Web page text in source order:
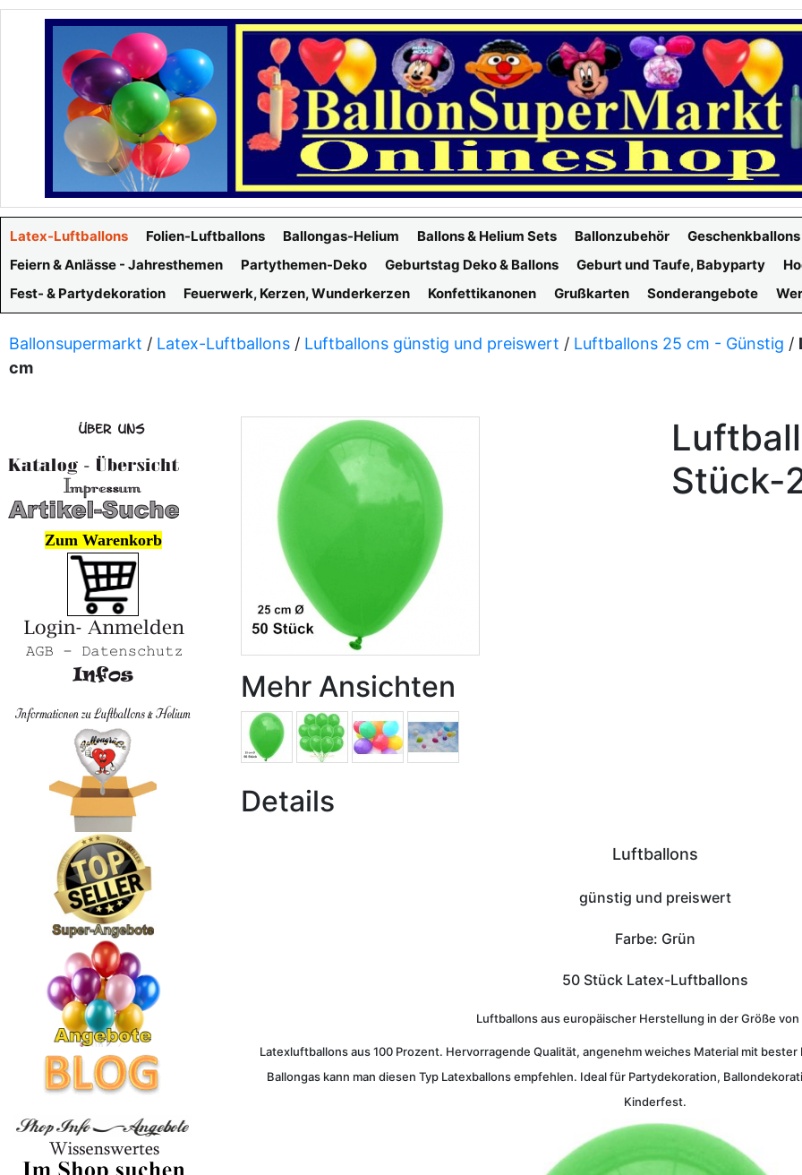
Latex-Luftballons Folien-Luftballons Ballongas-Helium Ballons & Helium Sets Ballonzubehör Geschenkballons
Feiern & Anlässe - Jahresthemen
Partythemen-Deko Geburtstag Deko & Ballons Geburt und Taufe, Babyparty
Fest- & Partydekoration
Feuerwerk, Kerzen, Wunderkerzen Konfettikanonen Grußkarten Sonderangebote
Ballonsupermarkt / Latex-Luftballons / Luftballons günstig und preiswert / Luftballons 25 cm - Günstig /
cm
Stück-
Mehr Ansichten
Details
Luftballons
günstig und preiswert
Farbe: Grün
50 Stück Latex-Luftballons
Luftballons aus europäischer Herstellung in der Größe von
Latexluftballons aus 100 Prozent. Hervorragende Qualität, angenehm weiches Material mit
Ballongas kann man diesen Typ Latexballons empfehlen. Ideal für Partydekoration,
Kinderfest.
Zum Warenkorb